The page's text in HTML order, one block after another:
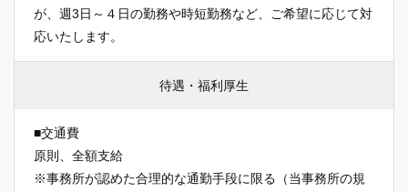
が、週3日～４日の勤務や時短勤務など、ご希望に応じて対
応いたします。
待遇・福利厚生
■交通費
原則、全額支給
※事務所が認めた合理的な通勤手段に限る（当事務所の規